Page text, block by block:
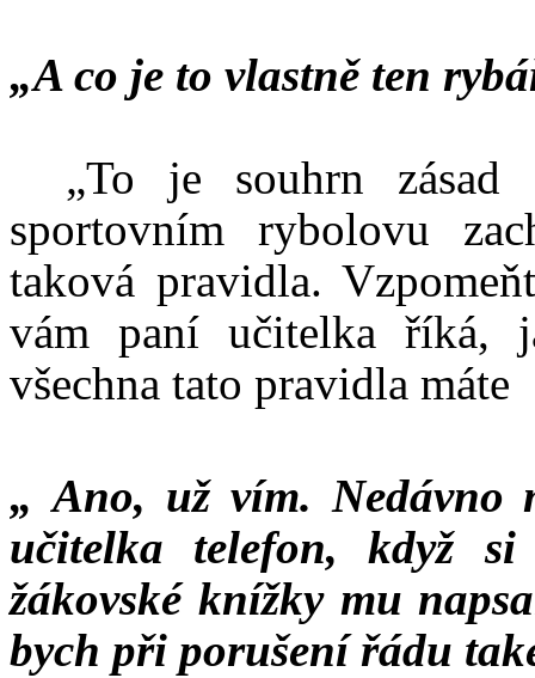
„A co je to vlastně ten
„To je souhrn
sportovním rybolovu
taková pravidla.
vám paní učitelka říká,
všechna tato pravidla
„ Ano, už vím. Nedávno
učitelka telefon, když
žákovské knížky mu
bych při porušení řádu